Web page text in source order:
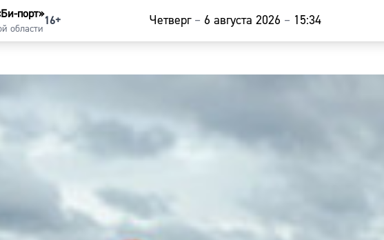
порт»
области
16+ Четверг – 6 августа 2026 – 15:34
Наши гости
Погода